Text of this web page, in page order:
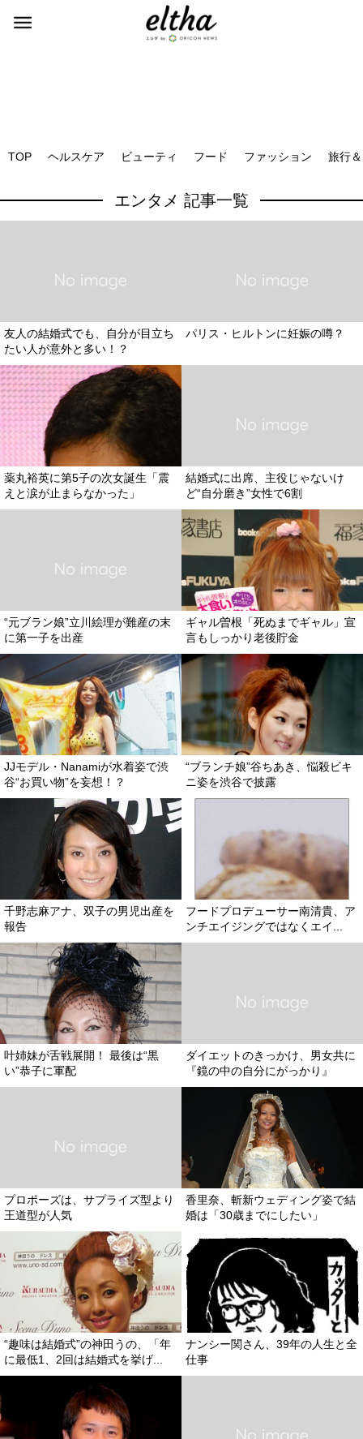
TOP ヘルスケア ビューティ フード ファッション 旅行
エンタメ 記事一覧
友人の結婚式でも、自分が目立ち
たい人が意外と多い！？
パリス・ヒルトンに妊娠の噂？
薬丸裕英に第5子の次女誕生「震
えと涙が止まらなかった」
結婚式に出席、主役じゃないけ
ど“自分磨き”女性で6割
“元ブラン娘”立川絵理が難産の末
に第一子を出産
ギャル曽根「死ぬまでギャル」宣
言もしっかり老後貯金
JJモデル・Nanamiが水着姿で渋
谷“お買い物”を妄想！？
“ブランチ娘”谷ちあき、悩殺ビキ
ニ姿を渋谷で披露
千野志麻アナ、双子の男児出産を
報告
フードプロデューサー南清貴、ア
ンチエイジングではなくエイ...
叶姉妹が舌戦展開！ 最後は“黒
い”恭子に軍配
ダイエットのきっかけ、男女共に
『鏡の中の自分にがっかり』
プロポーズは、サプライズ型より
王道型が人気
香里奈、斬新ウェディング姿で結
婚は「30歳までにしたい」
“趣味は結婚式”の神田うの、「年
に最低1、2回は結婚式を挙げ...
ナンシー関さん、39年の人生と全
仕事